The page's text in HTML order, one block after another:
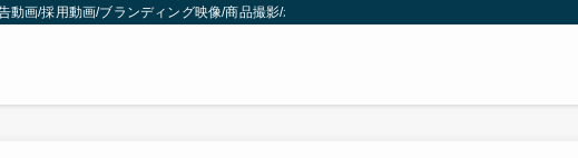
画/採用動画/ブランディング映像/商品撮影/ポートレート撮影